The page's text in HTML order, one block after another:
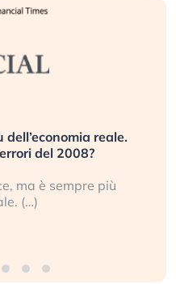
reale.
del 2008?
ma è sempre più
(…)